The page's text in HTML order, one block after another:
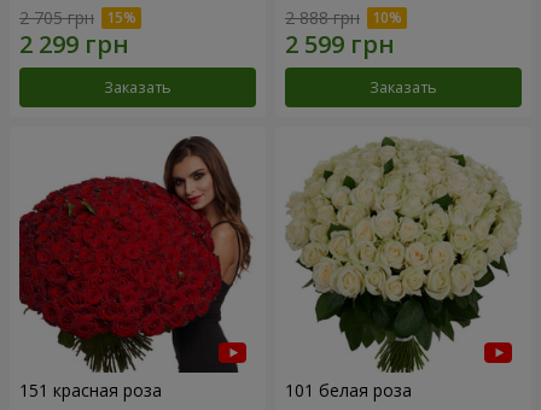
2 705 грн
Заказать
2 888 грн
Заказать
151 красная роза 101 белая роза